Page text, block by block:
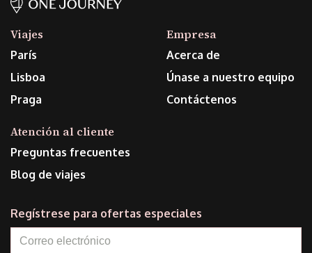
Viajes
París
Lisboa
Praga
Empresa
Acerca de
Únase a nuestro equipo
Contáctenos
Atención al cliente
Preguntas frecuentes
Blog de viajes
Regístrese para ofertas especiales